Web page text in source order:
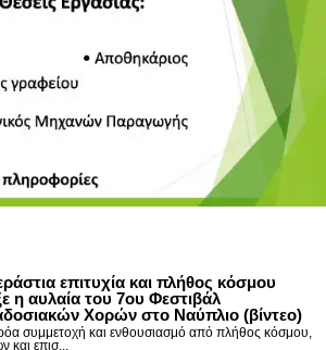
επιτυχία και πλήθος κόσμου
η αυλαία του 7ου Φεστιβάλ
Χορών στο Ναύπλιο (βίντεο)
συμμετοχή και ενθουσιασμό από πλήθος κόσμου,
και επισ...